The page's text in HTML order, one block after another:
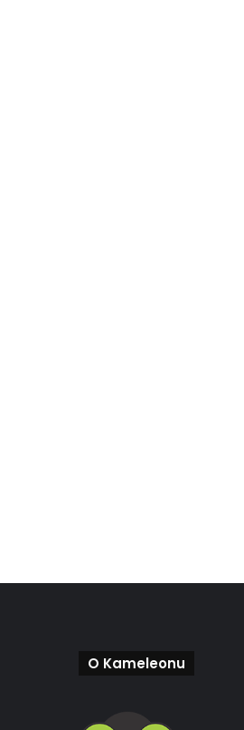
O Kameleonu